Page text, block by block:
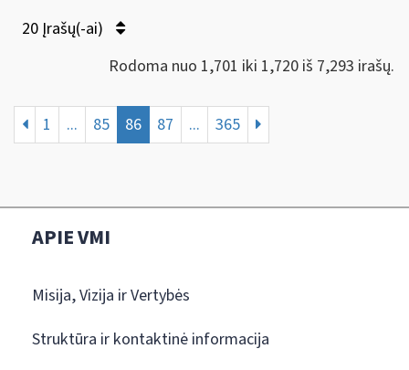
20 Įrašų(-ai)
Rodoma nuo 1,701 iki 1,720 iš 7,293 irašų.
1 ... 85 86 87 ... 365
APIE VMI
Misija, Vizija ir Vertybės
Struktūra ir kontaktinė informacija